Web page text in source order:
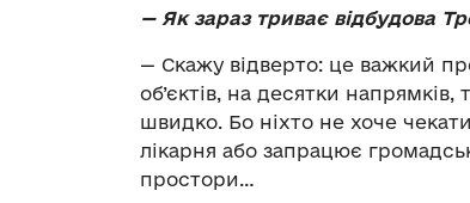
—Як зараз триває відбудова
— Скажу відверто: це важкий
об’єктів, на десятки
швидко. Бо ніхто не хоче
лікарня або запрацює
простори…